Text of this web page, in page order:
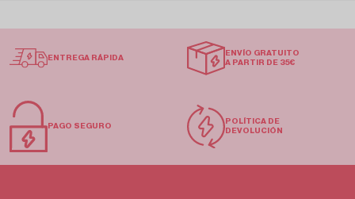
ENTREGA RÁPIDA
ENVÍO GRATUITO
A PARTIR DE 35€
PAGO SEGURO
POLÍTICA DE
DEVOLUCIÓN